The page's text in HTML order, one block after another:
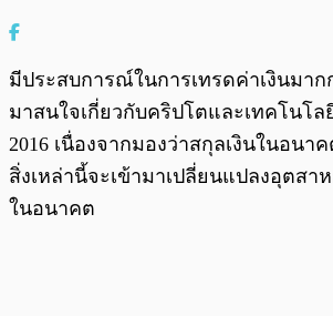
มีประสบการณ์ในการเทรดค่าเงินมา
มาสนใจเกี่ยวกับคริปโตและเทคโนโล
2016 เนื่องจากมองว่าสกุลเงินในอนา
สิ่งเหล่านี้จะเข้ามาเปลี่ยนแปลงอุตสา
ในอนาคต